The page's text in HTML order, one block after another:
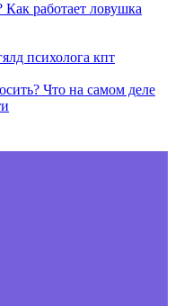
работает ловушка
Что на самом деле